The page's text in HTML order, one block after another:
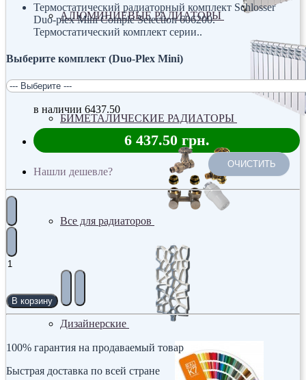
АЛЮМИНИЕВЫЕ РАДИАТОРЫ
БИМЕТАЛИЧЕСКИЕ РАДИАТОРЫ
Все для радиаторов
Дизайнерские
Термостатический радиаторный комплект Schlosser
Duo-plex Mini Comple Selection 606200.
Термостатический комплект серии..
Выберите комплект (Duo-Plex Mini)
в наличии 6437.50
6 437.50 грн.
Нашли дешевле?
ОЧИСТИТЬ
В корзину
100% гарантия на продаваемый товар
Быстрая доставка по всей стране